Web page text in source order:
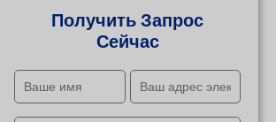
Получить Запрос
Сейчас